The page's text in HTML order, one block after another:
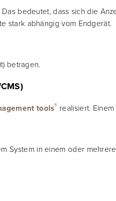
bedeutet, dass sich die
stark abhängig vom Endgerät.
betragen.
tools® realisiert.
System in einem oder